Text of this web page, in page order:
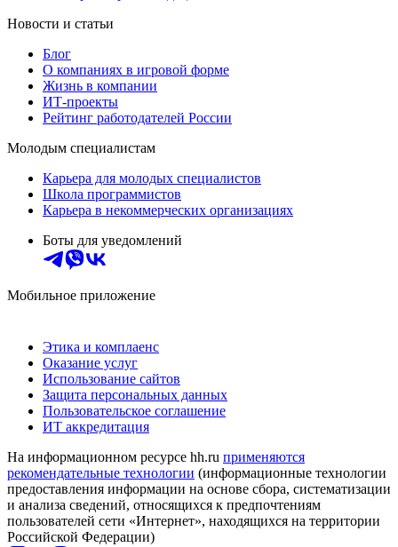
Новости и статьи
Блог
О компаниях в игровой форме
Жизнь в компании
ИТ-проекты
Рейтинг работодателей России
Молодым специалистам
Карьера для молодых специалистов
Школа программистов
Карьера в некоммерческих организациях
Боты для уведомлений
Мобильное приложение
Этика и комплаенс
Оказание услуг
Использование сайтов
Защита персональных данных
Пользовательское соглашение
ИТ аккредитация
На информационном ресурсе hh.ru применяются
рекомендательные технологии (информационные технологии
предоставления информации на основе сбора, систематизации
и анализа сведений, относящихся к предпочтениям
пользователей сети «Интернет», находящихся на территории
Российской Федерации)